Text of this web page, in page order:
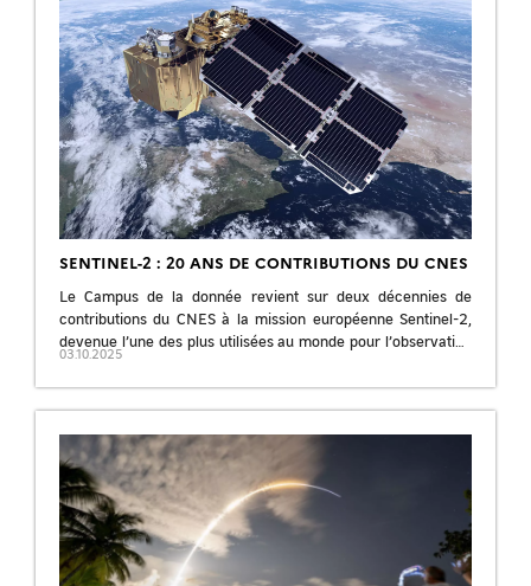
SENTINEL-2 : 20 ANS DE CONTRIBUTIONS DU CNES
Le Campus de la donnée revient sur deux décennies de
contributions du CNES à la mission européenne Sentinel-2,
devenue l’une des plus utilisées au monde pour l’observation
de la Terre. […]
03.10.2025